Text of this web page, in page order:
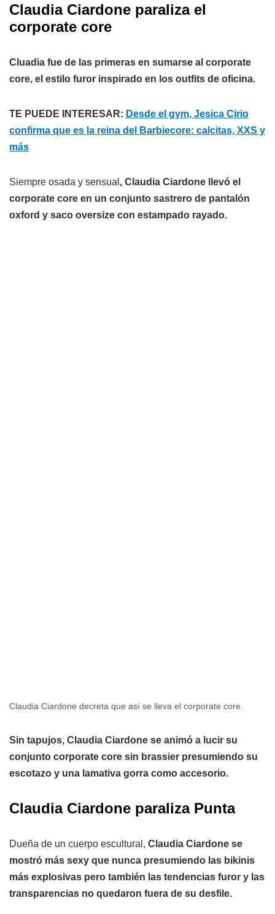
Claudia Ciardone paraliza el
corporate core
Cluadia fue de las primeras en sumarse al corporate
core, el estilo furor inspirado en los outfits de oficina.
TE PUEDE INTERESAR: Desde el gym, Jesica Cirio
confirma que es la reina del Barbiecore: calcitas, XXS y
más
Siempre osada y sensual , Claudia Ciardone llevó el
corporate core en un conjunto sastrero de pantalón
oxford y saco oversize con estampado rayado.
Claudia Ciardone decreta que así se lleva el corporate core.
Sin tapujos, Claudia Ciardone se animó a lucir su
conjunto corporate core sin brassier presumiendo su
escotazo y una lamativa gorra como accesorio.
Claudia Ciardone paraliza Punta
Dueña de un cuerpo escultural, Claudia Ciardone se
mostró más sexy que nunca presumiendo las bikinis
más explosivas pero también las tendencias furor y las
transparencias no quedaron fuera de su desfile.